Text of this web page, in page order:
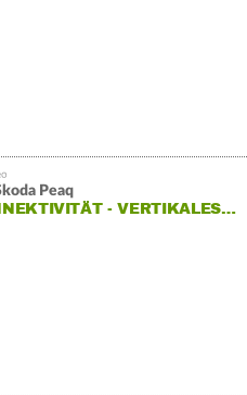
Peaq
- VERTIKALES…